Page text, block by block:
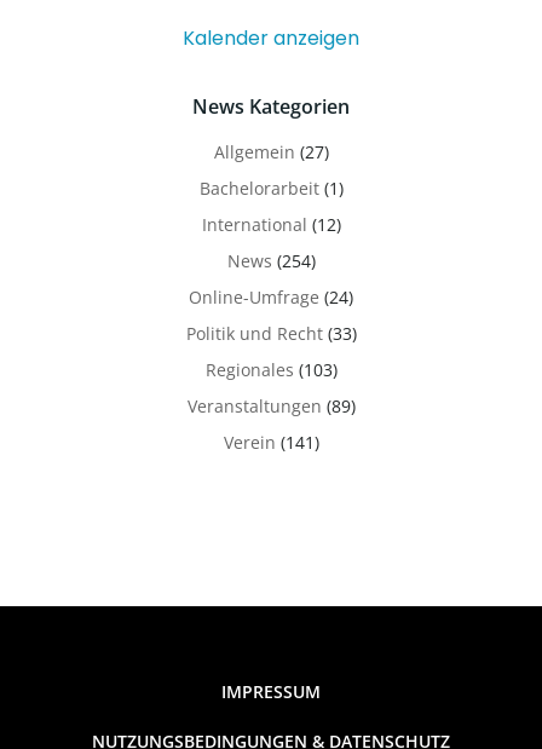
Kalender anzeigen
News Kategorien
Allgemein (27)
Bachelorarbeit(1)
International (12)
News (254)
Online-Umfrage (24)
Politik und Recht(33)
Regionales (103)
Veranstaltungen (89)
Verein (141)
IMPRESSUM
NUTZUNGSBEDINGUNGEN & DATENSCHUTZ